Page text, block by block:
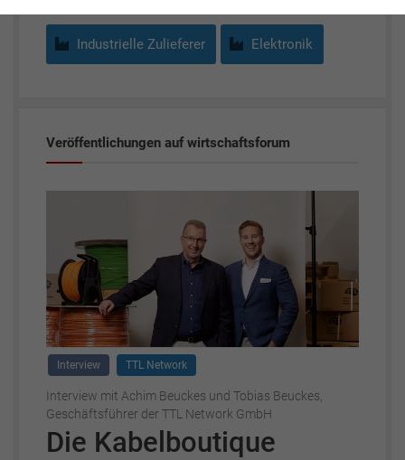
Industrielle Zulieferer Elektronik
Veröffentlichungen auf wirtschaftsforum
Interview TTL Network
Interview mit Achim Beuckes und Tobias Beuckes,
Geschäftsführer der TTL Network GmbH
Die Kabelboutique